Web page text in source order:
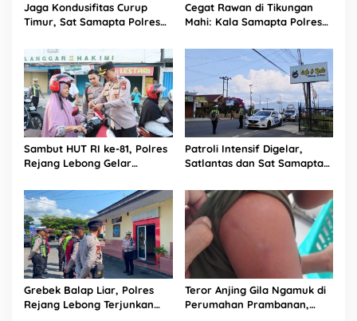
Jaga Kondusifitas Curup
Timur, Sat Samapta Polres
Personel di Titik Rawan 3C
Cegat Rawan di Tikungan
Mahi: Kala Samapta Polres
Dari Aksi Kejahatan
Sambut HUT RI ke-81, Polres
Rejang Lebong Gelar
Bagikan 1.000 Bendera
Patroli Intensif Digelar,
Satlantas dan Sat Samapta
Kolaborasi Berantas Balap
Liar
Grebek Balap Liar, Polres
Rejang Lebong Terjunkan
Teror Anjing Gila Ngamuk di
Perumahan Prambanan,